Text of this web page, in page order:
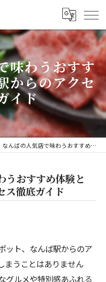
味わうおすす
からのアクセ
イド
なんばの人気店で味わうおすすめ体験となんば駅からのアクセス徹底ガイド
うおすすめ体験と
ス徹底ガイド
ット、なんば駅からのア
まうことはありません
グルメや特別感あふれる